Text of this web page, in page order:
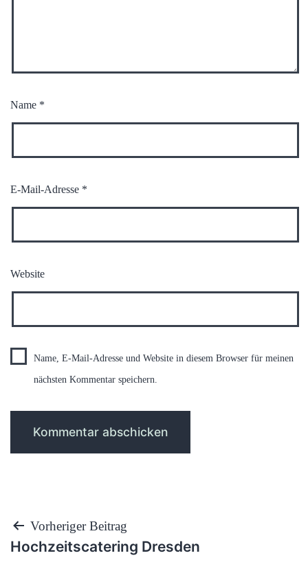
Name *
E-Mail-Adresse *
Website
Name, E-Mail-Adresse und Website in diesem Browser für meinen
nächsten Kommentar speichern.
Beitragsnavigation
Vorheriger Beitrag
Hochzeitscatering Dresden